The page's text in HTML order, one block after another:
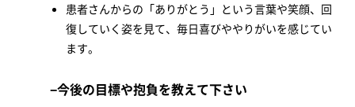
患者さんからの「ありがとう」という言葉や笑顔、回
復していく姿を見て、毎日喜びややりがいを感じてい
ます。
今後の目標や抱負を教えて下さい